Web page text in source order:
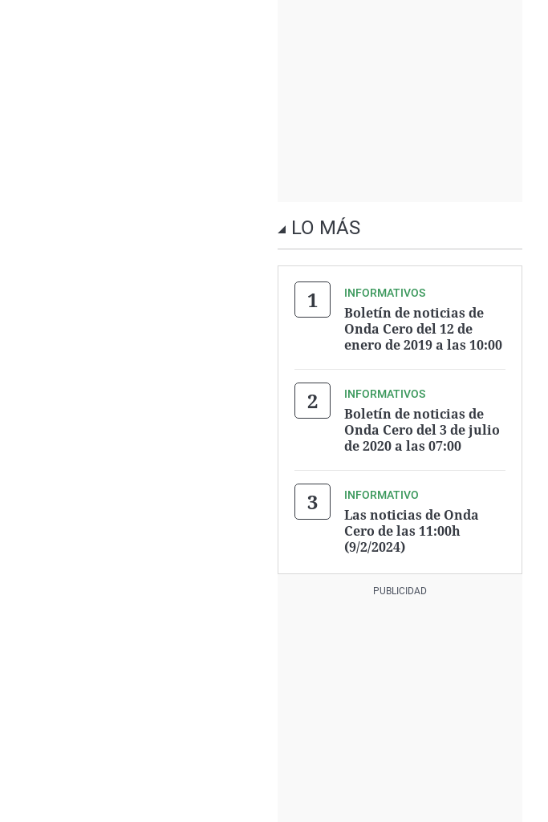
LO MÁS
INFORMATIVOS
Boletín de noticias de
Onda Cero del 12 de
enero de 2019 a las 10:00
INFORMATIVOS
Boletín de noticias de
Onda Cero del 3 de julio
de 2020 a las 07:00
INFORMATIVO
Las noticias de Onda
Cero de las 11:00h
(9/2/2024)